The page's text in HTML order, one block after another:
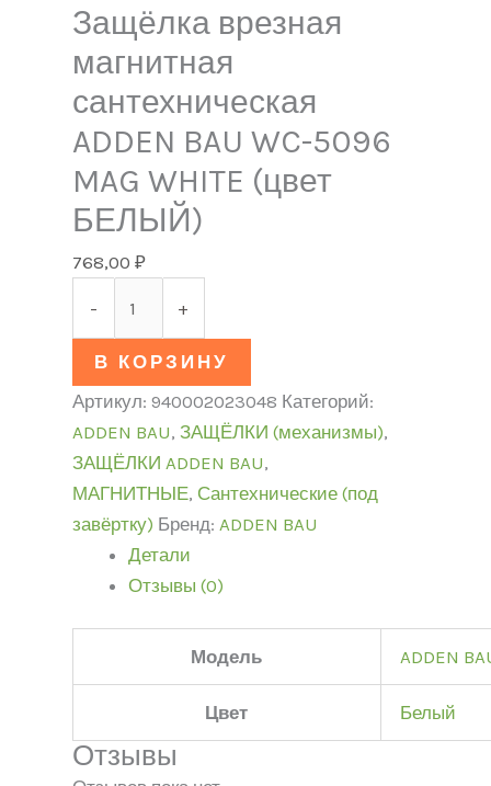
Защёлка врезная
магнитная
сантехническая
ADDEN BAU WC-5096
MAG WHITE (цвет
БЕЛЫЙ)
768,00 ₽
- +
В КОРЗИНУ
Артикул: 940002023048 Категорий:
ADDEN BAU, ЗАЩЁЛКИ (механизмы),
ЗАЩЁЛКИ ADDEN BAU,
МАГНИТНЫЕ, Сантехнические (под
завёртку) Бренд: ADDEN BAU
Детали
Отзывы (0)
Модель ADDEN
Цвет Белый
Отзывы